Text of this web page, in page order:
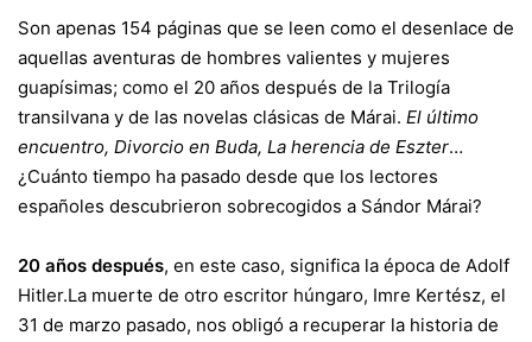
Son apenas 154 páginas que se leen como el desenlace de
aquellas aventuras de hombres valientes y mujeres
guapísimas; como el 20 años después de la Trilogía
transilvana y de las novelas clásicas de Márai. El último
encuentro, Divorcio en Buda, La herencia de Eszter…
¿Cuánto tiempo ha pasado desde que los lectores
españoles descubrieron sobrecogidos a Sándor Márai?
20 años después, en este caso, significa la época de Adolf
Hitler.La muerte de otro escritor húngaro, Imre Kertész, el
31 de marzo pasado, nos obligó a recuperar la historia de